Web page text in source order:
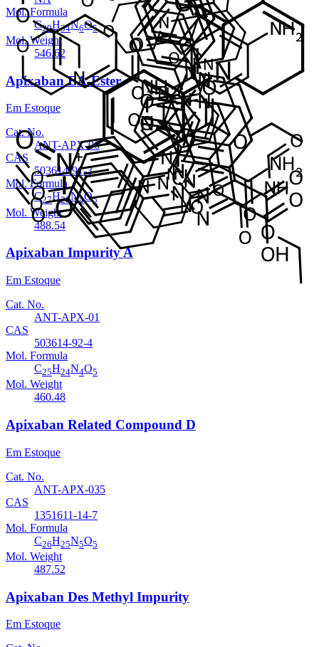
Mol. Formula
C29H34N6O5
Mol. Weight
546.62
Apixaban EA-Ester
Em Estoque
Cat. No.
ANT-APX-06
CAS
503614-91-3
Mol. Formula
C27H28N4O5
Mol. Weight
488.54
Apixaban Impurity A
Em Estoque
Cat. No.
ANT-APX-01
CAS
503614-92-4
Mol. Formula
C25H24N4O5
Mol. Weight
460.48
Apixaban Related Compound D
Em Estoque
Cat. No.
ANT-APX-035
CAS
1351611-14-7
Mol. Formula
C26H25N5O5
Mol. Weight
487.52
Apixaban Des Methyl Impurity
Em Estoque